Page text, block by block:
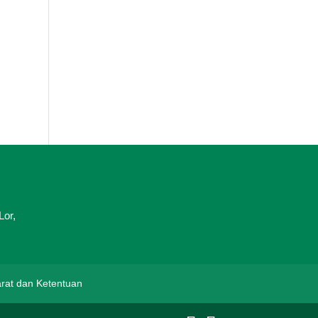
dan Ketentuan